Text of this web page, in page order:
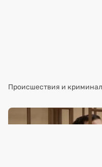
Происшествия и криминал